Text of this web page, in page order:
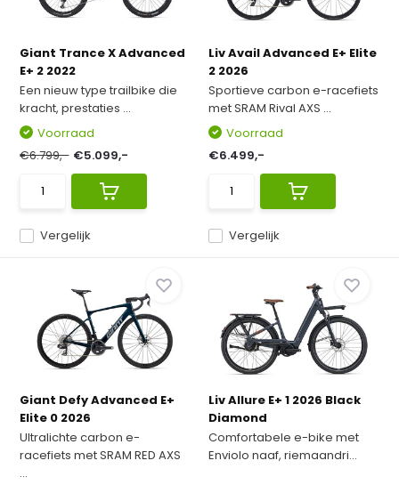
Giant Trance X Advanced
E+ 2 2022
Een nieuw type trailbike die
kracht, prestaties ...
Vergelijk
Voorraad
€6.799,- €5.099,-
Liv Avail Advanced E+ Elite
2 2026
Sportieve carbon e-racefiets
met SRAM Rival AXS ...
Vergelijk
Voorraad
€6.499,-
Giant Defy Advanced E+
Elite 0 2026
Ultralichte carbon e-
racefiets met SRAM RED AXS
...
Liv Allure E+ 1 2026 Black
Diamond
Comfortabele e-bike met
Enviolo naaf, riemaandri...